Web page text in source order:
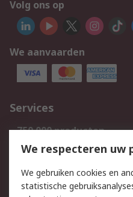
Volg ons op
We aanvaarden
Services
750.000 producten
Bestellen
Track & Trace
We respecteren uw
We gebruiken cookies en
statistische